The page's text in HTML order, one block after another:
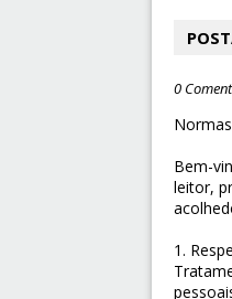
0
Bem-
leitor,
1.